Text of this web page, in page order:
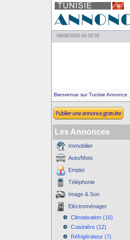
09/08/2026 04:33:55
Bienvenue sur Tunisie Annonce.
Les Annonces
Immobilier
Auto/Moto
Emploi
Téléphonie
Image & Son
Eléctroménager
Climatisation (16)
Cuisinière (12)
Réfrigérateur (7)